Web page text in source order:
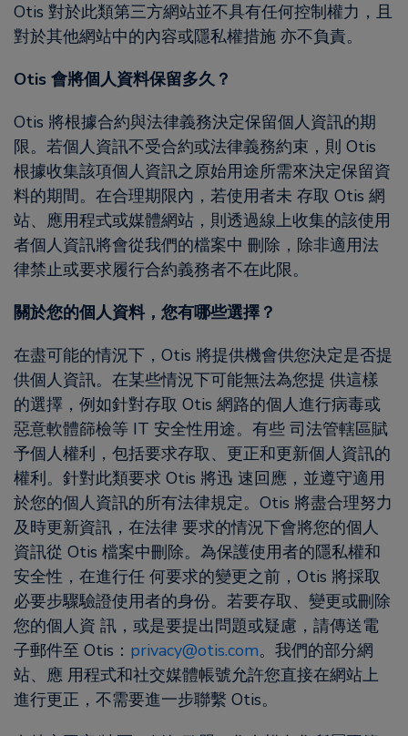
Otis 對於此類第三方網站並不具有任何控制權力，且
對於其他網站中的內容或隱私權措施 亦不負責。
Otis 會將個人資料保留多久？
Otis 將根據合約與法律義務決定保留個人資訊的期
限。若個人資訊不受合約或法律義務約束，則 Otis
根據收集該項個人資訊之原始用途所需來決定保留資
料的期間。在合理期限內，若使用者未 存取 Otis 網
站、應用程式或媒體網站，則透過線上收集的該使用
者個人資訊將會從我們的檔案中 刪除，除非適用法
律禁止或要求履行合約義務者不在此限。
關於您的個人資料，您有哪些選擇？
在盡可能的情況下，Otis 將提供機會供您決定是否提
供個人資訊。在某些情況下可能無法為您提 供這樣
的選擇，例如針對存取 Otis 網路的個人進行病毒或
惡意軟體篩檢等 IT 安全性用途。有些 司法管轄區賦
予個人權利，包括要求存取、更正和更新個人資訊的
權利。針對此類要求 Otis 將迅 速回應，並遵守適用
於您的個人資訊的所有法律規定。Otis 將盡合理努力
及時更新資訊，在法律 要求的情況下會將您的個人
資訊從 Otis 檔案中刪除。為保護使用者的隱私權和
安全性，在進行任 何要求的變更之前，Otis 將採取
必要步驟驗證使用者的身份。若要存取、變更或刪除
您的個人資 訊，或是要提出問題或疑慮，請傳送電
子郵件至 Otis： privacy@otis.com。我們的部分網
站、應 用程式和社交媒體帳號允許您直接在網站上
進行更正，不需要進一步聯繫 Otis。